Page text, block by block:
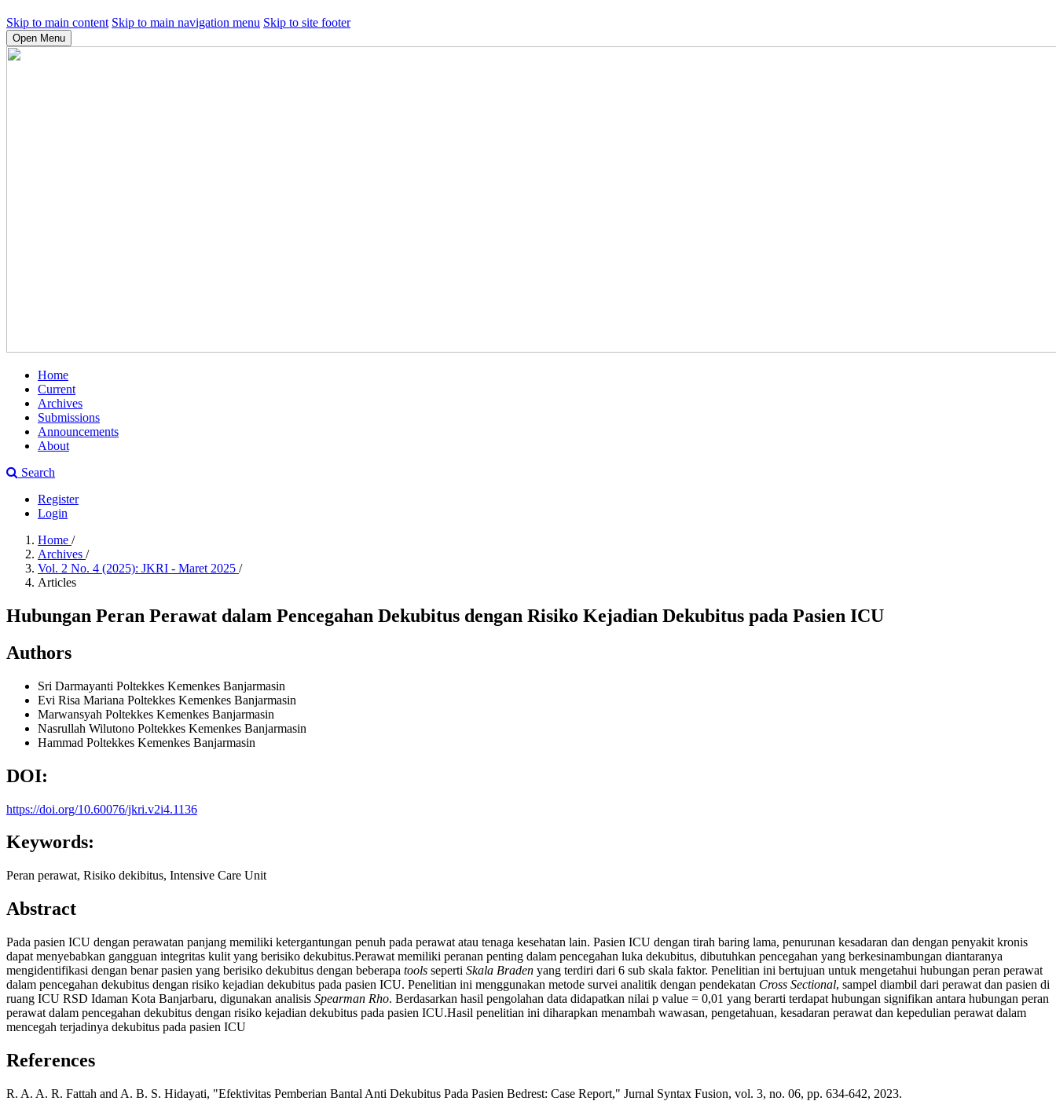
Skip to main content Skip to main navigation menu Skip to site footer
Open Menu
Home
Current
Archives
Submissions
Announcements
About
Search
Register
Login
Home /
Archives /
Vol. 2 No. 4 (2025): JKRI - Maret 2025 /
Articles
Hubungan Peran Perawat dalam Pencegahan Dekubitus dengan Risiko Kejadian Dekubitus pada Pasien ICU
Authors
Sri Darmayanti Poltekkes Kemenkes Banjarmasin
Evi Risa Mariana Poltekkes Kemenkes Banjarmasin
Marwansyah Poltekkes Kemenkes Banjarmasin
Nasrullah Wilutono Poltekkes Kemenkes Banjarmasin
Hammad Poltekkes Kemenkes Banjarmasin
DOI:
https://doi.org/10.60076/jkri.v2i4.1136
Keywords:
Peran perawat, Risiko dekibitus, Intensive Care Unit
Abstract
Pada pasien ICU dengan perawatan panjang memiliki ketergantungan penuh pada perawat atau tenaga kesehatan lain. Pasien ICU dengan tirah baring lama, penurunan kesadaran dan dengan penyakit kronis
dapat menyebabkan gangguan integritas kulit yang berisiko dekubitus.Perawat memiliki peranan penting dalam pencegahan luka dekubitus, dibutuhkan pencegahan yang berkesinambungan diantaranya
mengidentifikasi dengan benar pasien yang berisiko dekubitus dengan beberapa tools seperti Skala Braden yang terdiri dari 6 sub skala faktor. Penelitian ini bertujuan untuk mengetahui hubungan peran perawat
dalam pencegahan dekubitus dengan risiko kejadian dekubitus pada pasien ICU. Penelitian ini menggunakan metode survei analitik dengan pendekatan Cross Sectional, sampel diambil dari perawat dan pasien di
ruang ICU RSD Idaman Kota Banjarbaru, digunakan analisis Spearman Rho. Berdasarkan hasil pengolahan data didapatkan nilai p value = 0,01 yang berarti terdapat hubungan signifikan antara hubungan peran
perawat dalam pencegahan dekubitus dengan risiko kejadian dekubitus pada pasien ICU.Hasil penelitian ini diharapkan menambah wawasan, pengetahuan, kesadaran perawat dan kepedulian perawat dalam
mencegah terjadinya dekubitus pada pasien ICU
References
R. A. A. R. Fattah and A. B. S. Hidayati, "Efektivitas Pemberian Bantal Anti Dekubitus Pada Pasien Bedrest: Case Report," Jurnal Syntax Fusion, vol. 3, no. 06, pp. 634-642, 2023.